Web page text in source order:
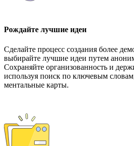
Рождайте лучшие идеи
Сделайте процесс создания более
выбирайте лучшие идеи путем
Сохраняйте организованность и
используя поиск по ключевым
ментальные карты.